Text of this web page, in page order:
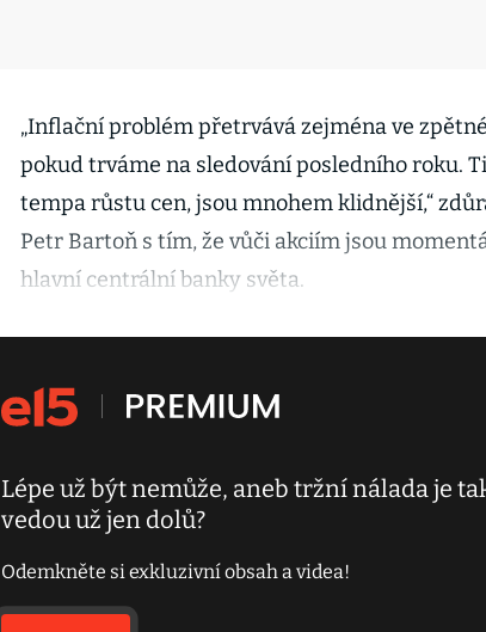
„Inflační problém přetrvává zejména ve
pokud trváme na sledování posledního roku.
tempa růstu cen, jsou mnohem klidnější,“
Petr Bartoň s tím, že vůči akciím jsou
hlavní centrální banky světa.
Lépe už být nemůže, aneb tržní nálada je
vedou už jen dolů?
Odemkněte si exkluzivní obsah a videa!